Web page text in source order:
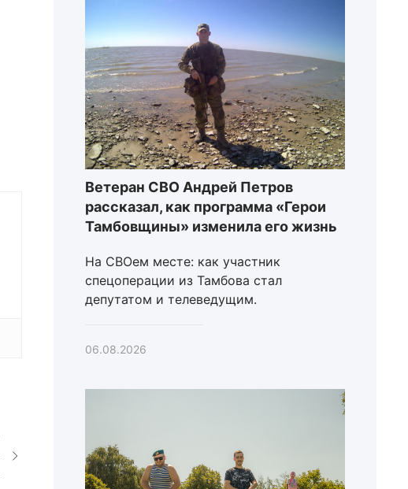
Ветеран СВО Андрей Петров
рассказал, как программа «Герои
Тамбовщины» изменила его жизнь
На СВОем месте: как участник
спецоперации из Тамбова стал
депутатом и телеведущим.
06.08.2026